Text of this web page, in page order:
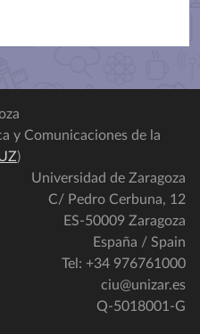
y Comunicaciones de la
)
Universidad de Zaragoza
C/ Pedro Cerbuna, 12
ES-50009 Zaragoza
España / Spain
Tel: +34 976761000
ciu@unizar.es
Q-5018001-G